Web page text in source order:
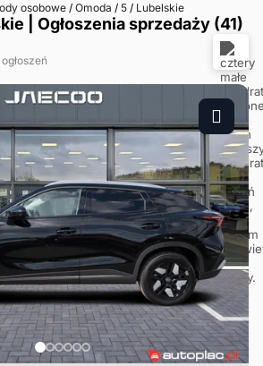
osobowe/ Omoda / 5 / Lubelskie
| Ogłoszenia sprzedaży (41)